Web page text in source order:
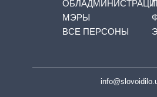
МЭРЫ
ВСЕ ПЕРСОНЫ